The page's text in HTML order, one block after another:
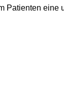
Patienten eine